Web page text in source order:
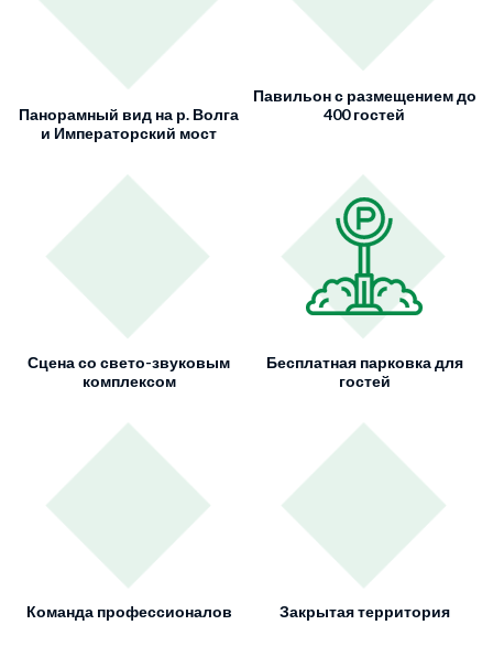
Панорамный вид на р. Волга
и Императорский мост
Павильон с размещением до
400 гостей
Сцена со свето-звуковым
комплексом
Бесплатная парковка для
гостей
Команда профессионалов Закрытая территория